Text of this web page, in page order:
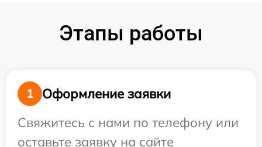
Этапы работы
1
Оформление заявки
Свяжитесь с нами по телефону или
оставьте заявку на сайте